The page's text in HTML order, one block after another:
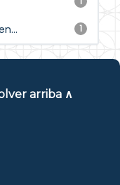
1
arriba ∧